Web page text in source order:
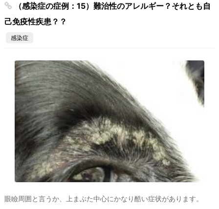
（感染症の症例：15）難治性のアレルギー？それとも自
己免疫性疾患？？
感染症
眼瞼周囲と言うか、上まぶた中心にかなり酷い症状があります。